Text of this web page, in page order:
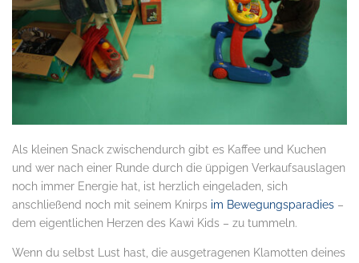
Als kleinen Snack zwischendurch gibt es Kaffee und Kuchen
und wer nach einer Runde durch die üppigen Verkaufsauslagen
noch immer Energie hat, ist herzlich eingeladen, sich
anschließend noch mit seinem Knirps im Bewegungsparadies –
dem eigentlichen Herzen des Kawi Kids – zu tummeln.
Wenn du selbst Lust hast, die ausgetragenen Klamotten deines